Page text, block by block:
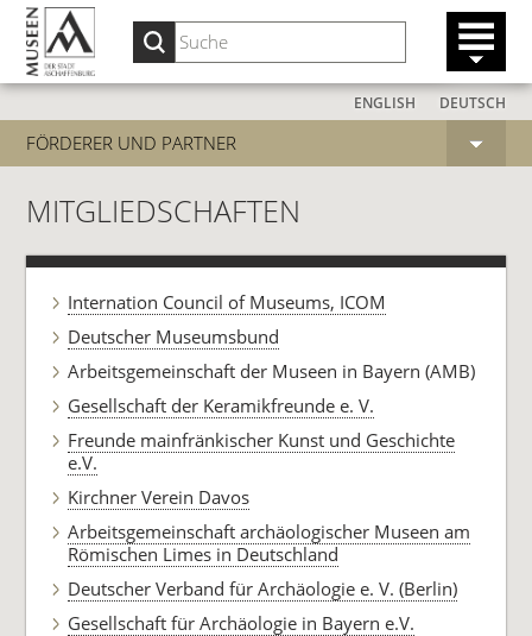
FÖRDERER UND PARTNER
DEUTSCH
ENGLISH
MITGLIEDSCHAFTEN
Internation Council of Museums, ICOM
Deutscher Museumsbund
Arbeitsgemeinschaft der Museen in Bayern (AMB)
Gesellschaft der Keramikfreunde e. V.
Freunde mainfränkischer Kunst und Geschichte
e.V.
Kirchner Verein Davos
Arbeitsgemeinschaft archäologischer Museen am
Römischen Limes in Deutschland
Deutscher Verband für Archäologie e. V. (Berlin)
Gesellschaft für Archäologie in Bayern e.V.